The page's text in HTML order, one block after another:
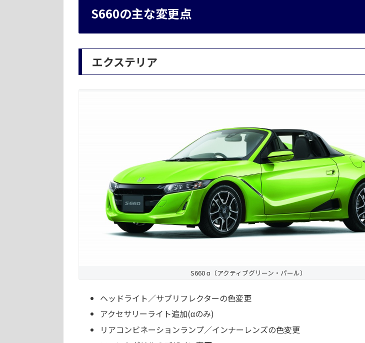
S660の主な変更点
エクステリア
S660 α（アクティブグリーン・パール）
ヘッドライト／サブリフレクターの色変更
アクセサリーライト追加(αのみ)
リアコンビネーションランプ／インナーレンズの色変更